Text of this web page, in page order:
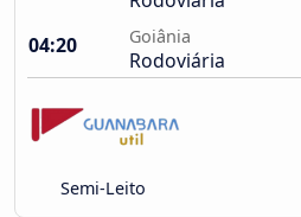
04:20
Goiânia
Rodoviária
Semi-Leito